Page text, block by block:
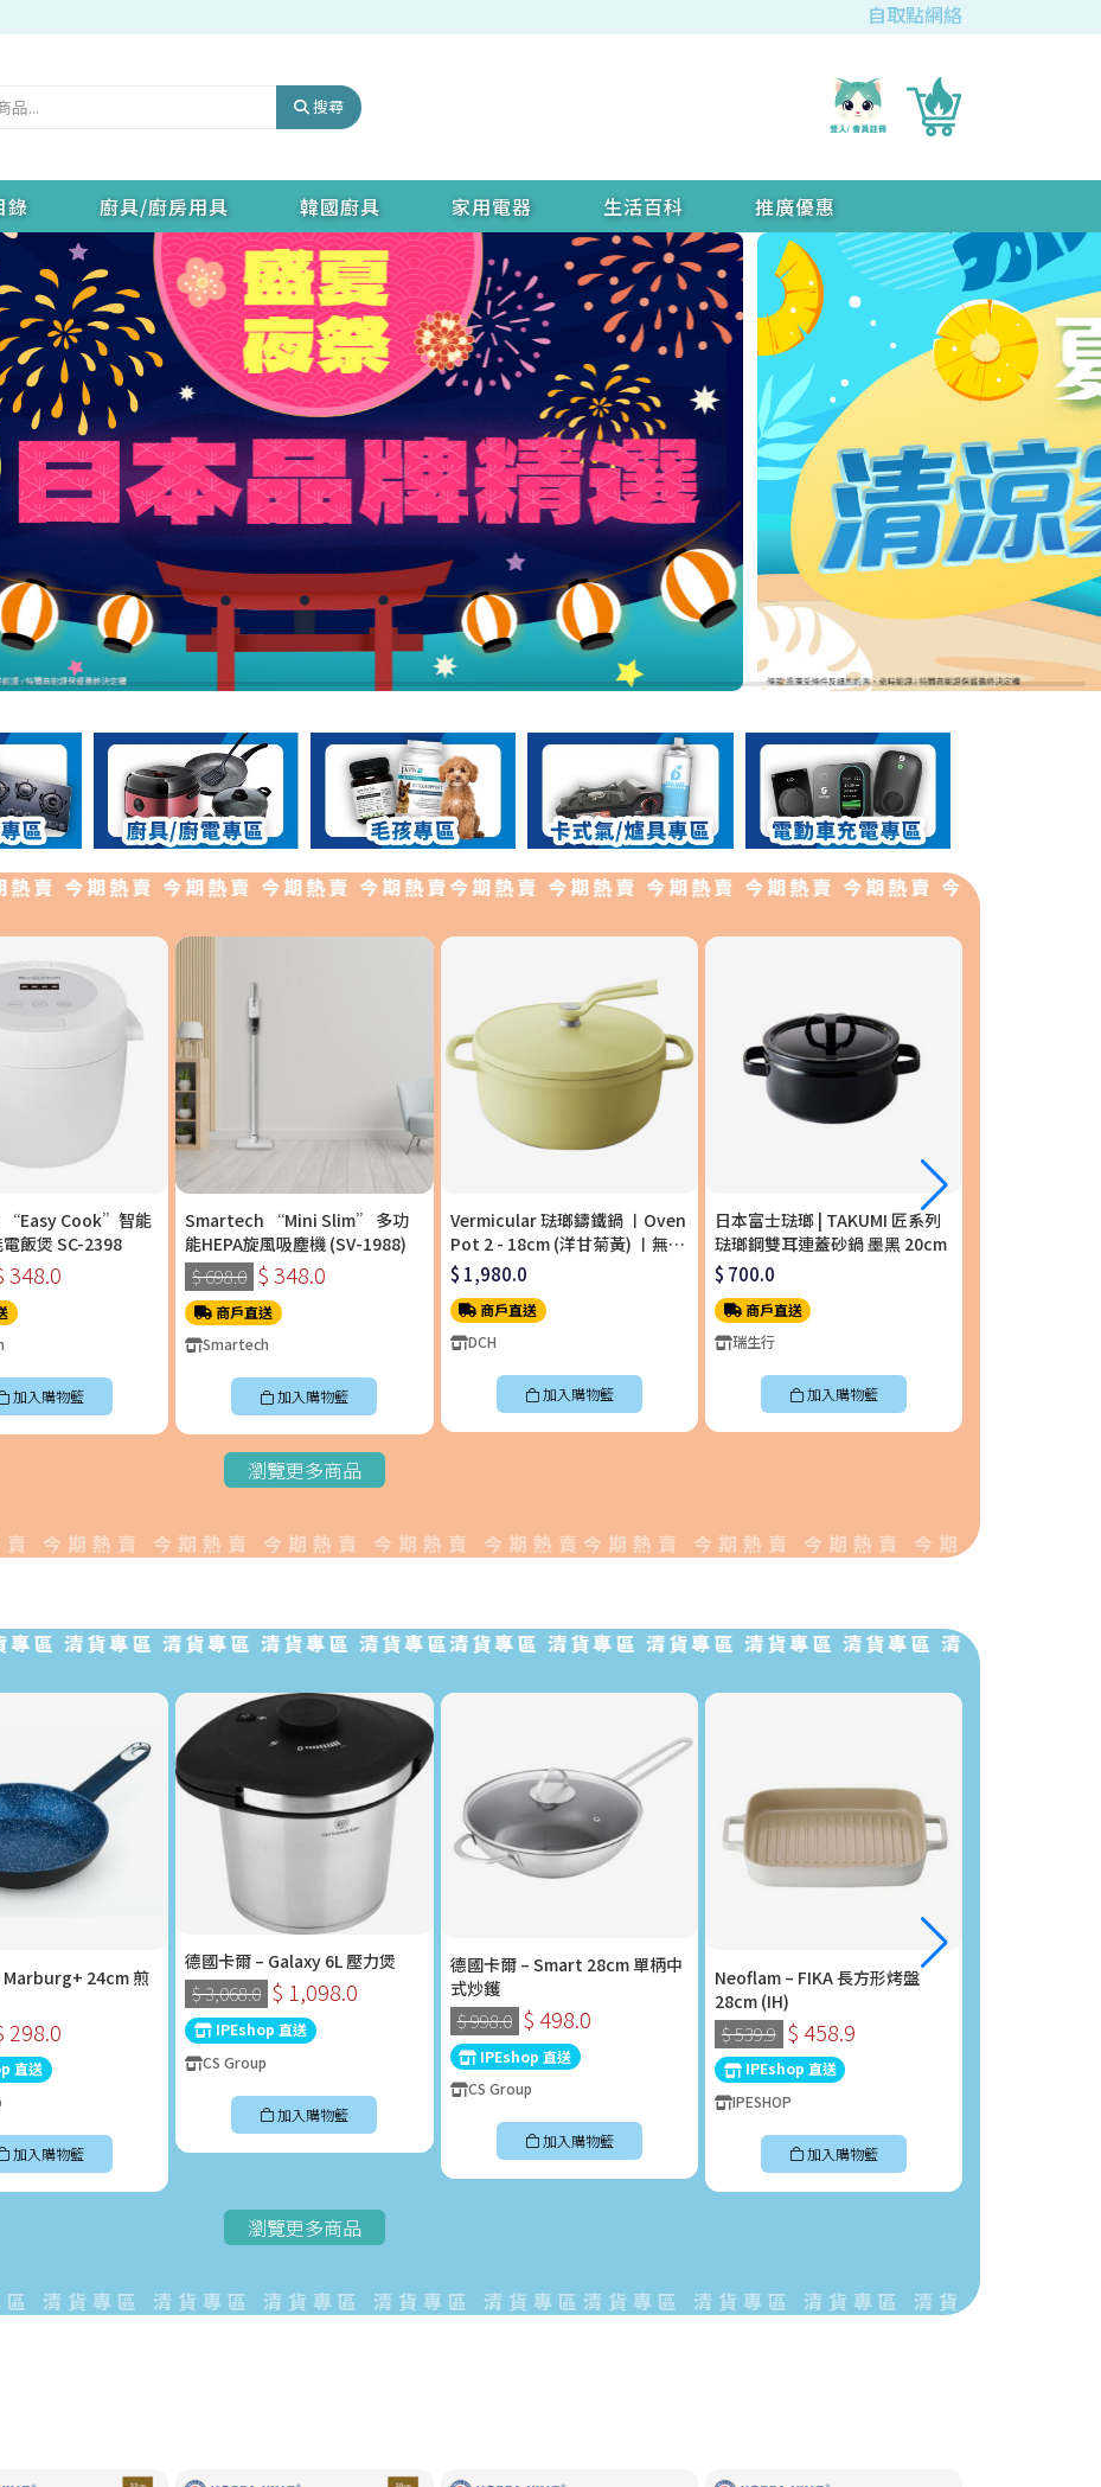
自取點網絡
搜尋
錄 廚具/廚房用具 韓國廚具 家用電器 生活百科 推廣優惠
期熱賣 今期熱賣 今期熱賣 今期熱賣今期熱賣 今期熱賣 今期熱賣 今期熱賣 今期熱賣 今期熱賣 今期
Cook”智能
飯煲 SC-2398
348.0
加入購物籃
Smartech “Mini Slim” 多功
能HEPA旋風吸塵機 (SV-1988)
$ 698.0 $ 348.0
商戶直送
Smartech
加入購物籃
Vermicular 琺瑯鑄鐵鍋 〡Oven
Pot 2 - 18cm (洋甘菊黃) 〡無水
料理鍋〡OP2R18S-YL
$ 1,980.0
商戶直送
DCH
加入購物籃
日本富士琺瑯 | TAKUMI 匠系列
琺瑯鋼雙耳連蓋砂鍋 墨黑 20cm
$ 700.0
商戶直送
瑞生行
加入購物籃
瀏覽更多商品
熱賣 今期熱賣 今期熱賣 今期熱賣 今期熱賣今期熱賣 今期熱賣 今期熱賣 今期熱賣 今期
貨專區 清貨專區 清貨專區 清貨專區清貨專區 清貨專區 清貨專區 清貨專區 清貨專區 清貨專區 清貨
Marburg+ 24cm 煎
298.0
直送
加入購物籃
德國卡爾 – Galaxy 6L 壓力煲
$ 3,068.0 $ 1,098.0
IPEshop 直送
CS Group
加入購物籃
德國卡爾 – Smart 28cm 單柄中
式炒鑊
$ 998.0 $ 498.0
IPEshop 直送
CS Group
加入購物籃
Neoflam – FIKA 長方形烤盤
28cm (IH)
$ 539.9 $ 458.9
IPEshop 直送
IPESHOP
加入購物籃
瀏覽更多商品
專區 清貨專區 清貨專區 清貨專區 清貨專區清貨專區 清貨專區 清貨專區 清貨專區 清貨